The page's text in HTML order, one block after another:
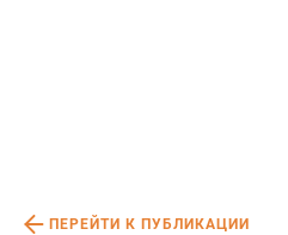
ПЕРЕЙТИ К ПУБЛИКАЦИИ